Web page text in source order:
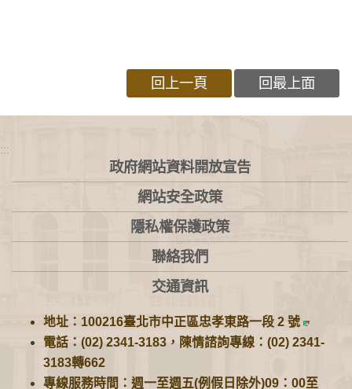
回上一頁 回最上面
:::
政府網站資料開放宣告
網站安全政策
隱私權保護政策
聯絡我們
交通資訊
地址：100216臺北市中正區忠孝東路一段 2 號
電話：(02) 2341-3183，陳情諮詢專線：(02) 2341-
3183轉662
專線服務時間：週一至週五(例假日除外)09：00至